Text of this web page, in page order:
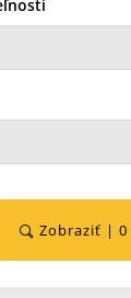
Zobraziť | 0